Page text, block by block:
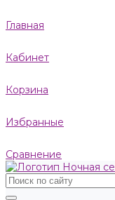
Главная
Кабинет
Корзина
Избранные
Сравнение